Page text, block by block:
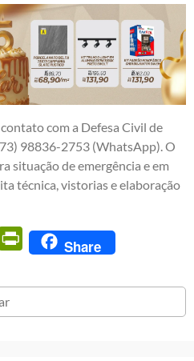
com a Defesa Civil de
98836-2753 (WhatsApp). O
situação de emergência e em
técnica, vistorias e elaboração
Email PrintFriendly
Share